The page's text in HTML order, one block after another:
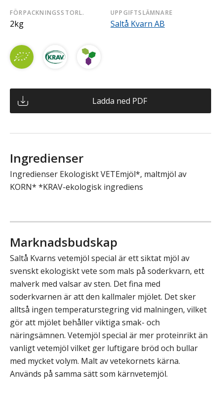
FÖRPACKNINGSSTORL.
2kg
UPPGIFTSLÄMNARE
Saltå Kvarn AB
Ladda ned PDF
Ingredienser
Ingredienser Ekologiskt VETEmjöl*, maltmjöl av
KORN* *KRAV-ekologisk ingrediens
Marknadsbudskap
Saltå Kvarns vetemjöl special är ett siktat mjöl av
svenskt ekologiskt vete som mals på soderkvarn, ett
malverk med valsar av sten. Det fina med
soderkvarnen är att den kallmaler mjölet. Det sker
alltså ingen temperaturstegring vid malningen, vilket
gör att mjölet behåller viktiga smak- och
näringsämnen. Vetemjöl special är mer proteinrikt än
vanligt vetemjöl vilket ger luftigare bröd och bullar
med mycket volym. Malt av vetekornets kärna.
Används på samma sätt som kärnvetemjöl.